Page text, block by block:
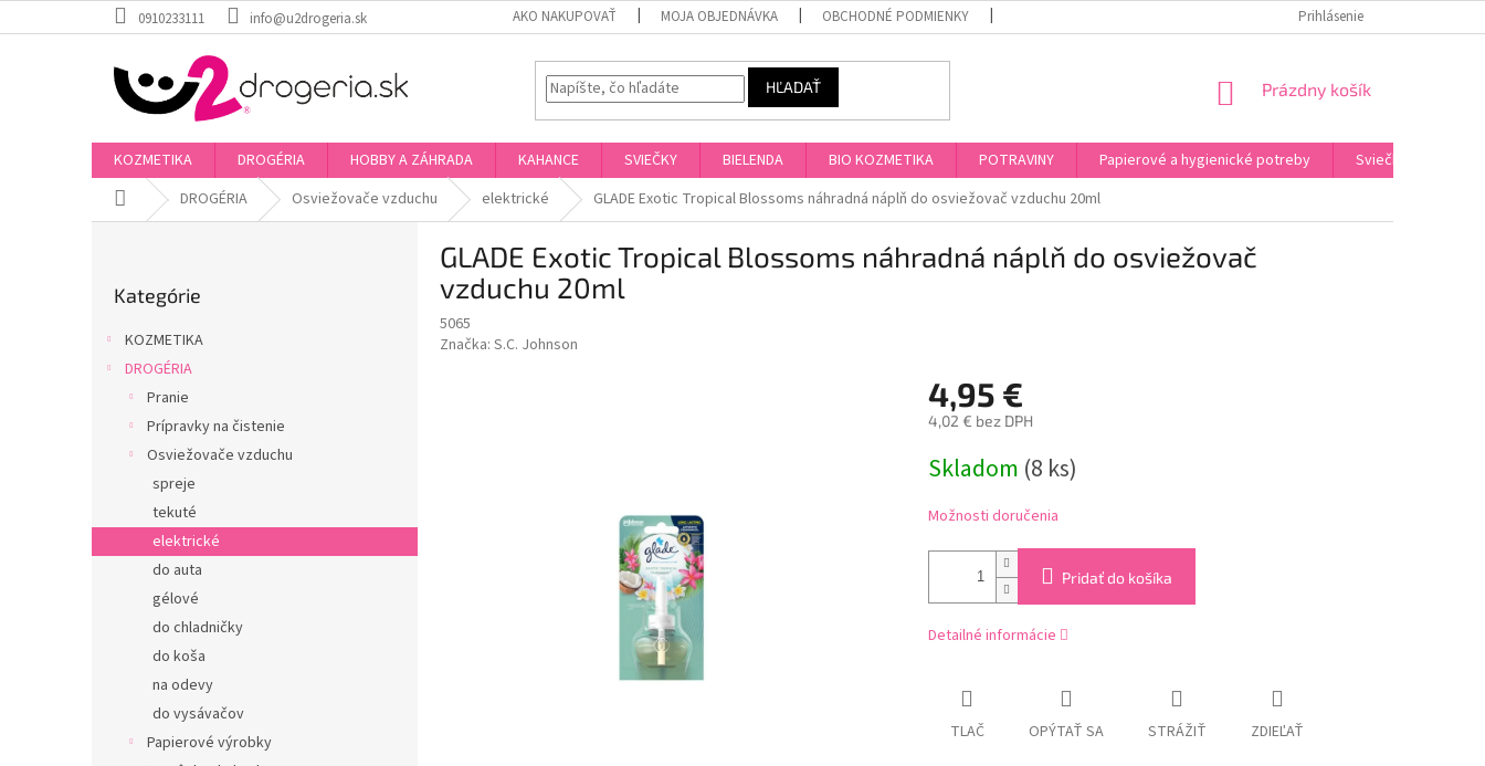
na
0910233111 info@u2drogeria.sk AKO NAKUPOVAŤ MOJA OBJEDNÁVKA OBCHODNÉ PODMIENKY PODMIENKY OCHRANY OSOBNÝCH ÚDAJOV
Prihlásenie
HĽADAŤ
NÁKUPNÝ
Prázdny košík
KOZMETIKA DROGÉRIA HOBBY A ZÁHRADA KAHANCE SVIEČKY BIELENDA BIO KOZMETIKA POTRAVINY Papierové a hygienické potreby
Sviečky, kahance,
DomovDROGÉRIA Osviežovače vzduchu elektrické GLADE Exotic Tropical Blossoms náhradná náplň do osviežovač vzduchu 20ml
kategórie
Kategórie
KOZMETIKA
DROGÉRIA
Pranie
Prípravky na čistenie
Osviežovače vzduchu
spreje
tekuté
elektrické
do auta
gélové
do chladničky
do koša
na odevy
do vysávačov
Papierové výrobky
GLADE Exotic Tropical Blossoms náhradná náplň do osviežovač
vzduchu 20ml
5065
Značka: S.C. Johnson
4,95 €
4,02 € bez DPH
cena:
Skladom (8 ks)
Možnosti doručenia
Pridať do košíka
Detailné informácie
TLAČ OPÝTAŤ SA STRÁŽIŤ ZDIEĽAŤ